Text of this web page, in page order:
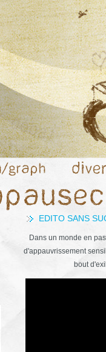
EDITO SANS
Dans un monde en
d'appauvrissement
bout